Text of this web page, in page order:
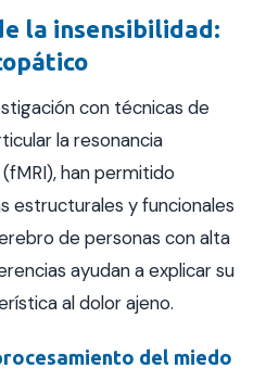
la insensibilidad:
con técnicas de
la resonancia
han permitido
estructurales y funcionales
de personas con alta
ayudan a explicar su
al dolor ajeno.
del miedo